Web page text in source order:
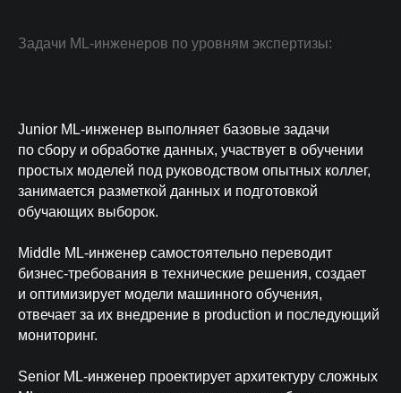
Задачи ML-инженеров по уровням экспертизы:
Junior ML-инженер выполняет базовые задачи
по сбору и обработке данных, участвует в обучении
простых моделей под руководством опытных коллег,
занимается разметкой данных и подготовкой
обучающих выборок.
Middle ML-инженер самостоятельно переводит
бизнес-требования в технические решения, создает
и оптимизирует модели машинного обучения,
отвечает за их внедрение в production и последующий
мониторинг.
Senior ML-инженер проектирует архитектуру сложных
кандидата уже послезавтра
50 000
3-ий день
на 3-ий день уже
до 45%
экономия на ФОТ благодаря
найму из регионов